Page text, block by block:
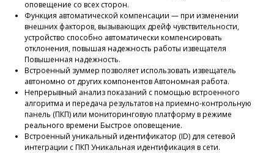
оповещение со всех сторон.
Функция автоматической компенсации — при изменении
внешних факторов, вызывающих дрейф чувствительности,
устройство способно автоматически компенсировать
отклонения, повышая надежность работы извещателя
Повышенная надежность.
Встроенный зуммер позволяет использовать извещатель
автономно от других компонентовАвтономная работа.
Непрерывный анализ показаний с помощью встроенного
алгоритма и передача результатов на приемно-контрольную
панель (ПКП) или мониторинговую платформу в режиме
реального времени Быстрое оповещение.
Встроенный уникальный идентификатор (ID) для сетевой
интеграции с ПКП Уникальная идентификация в сети.